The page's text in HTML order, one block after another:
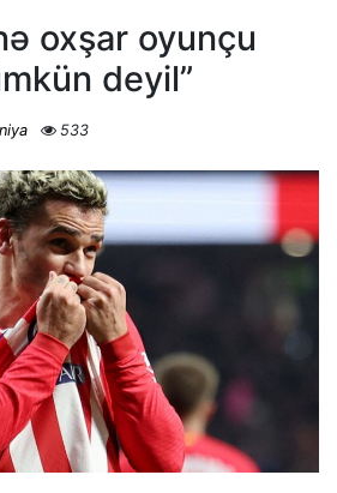
oxşar oyunçu
deyil”
533